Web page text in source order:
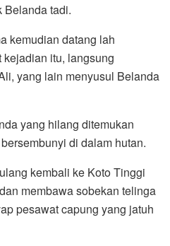
Belanda tadi.
kemudian datang lah
itu, langsung
yang lain menyusul Belanda
yang hilang ditemukan
di dalam hutan.
kembali ke Koto Tinggi
membawa sobekan telinga
pesawat capung yang jatuh